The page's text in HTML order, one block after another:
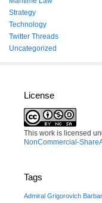
Strategy
Technology
Twitter Threads
Uncategorized
License
This work is licensed
NonCommercial-
Tags
Admiral Grigorovich